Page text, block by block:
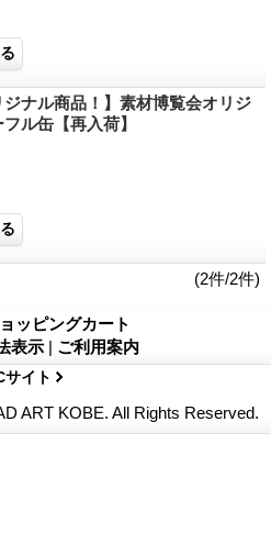
ジナル商品！】素材博覧会オリジ
ル缶【再入荷】
(2件/2件)
ッピングカート
表示 | ご利用案内
サイト
ART KOBE. All Rights Reserved.